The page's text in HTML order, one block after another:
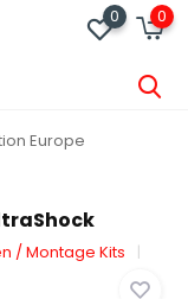
0 0
Europe
/ Montage Kits